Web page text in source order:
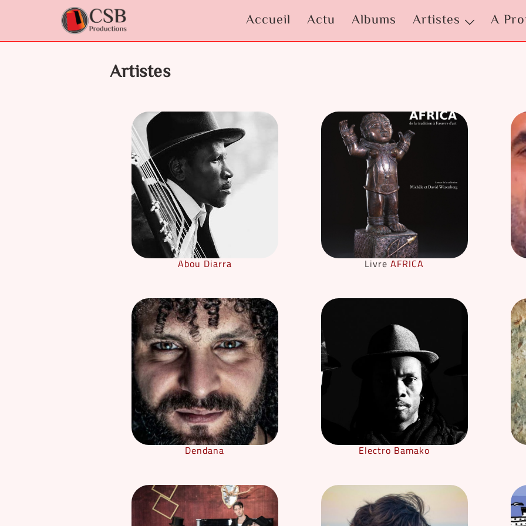
Accueil Actu Albums Artistes A
Artistes
Abou Diarra LivreAFRICA
Dendana Electro Bamako